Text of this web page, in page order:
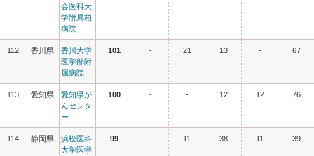
会医科大
学附属柏
病院
112 香川県
香川大学
医学部附
属病院
101 - 21 13 - 67
113 愛知県
愛知県が
んセンタ
ー
100 - - 12 12 76
114 静岡県
浜松医科
大学医学
99 - 11 38 11 39